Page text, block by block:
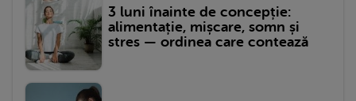
3 luni înainte de concepție:
alimentație, mișcare, somn și
stres — ordinea care contează